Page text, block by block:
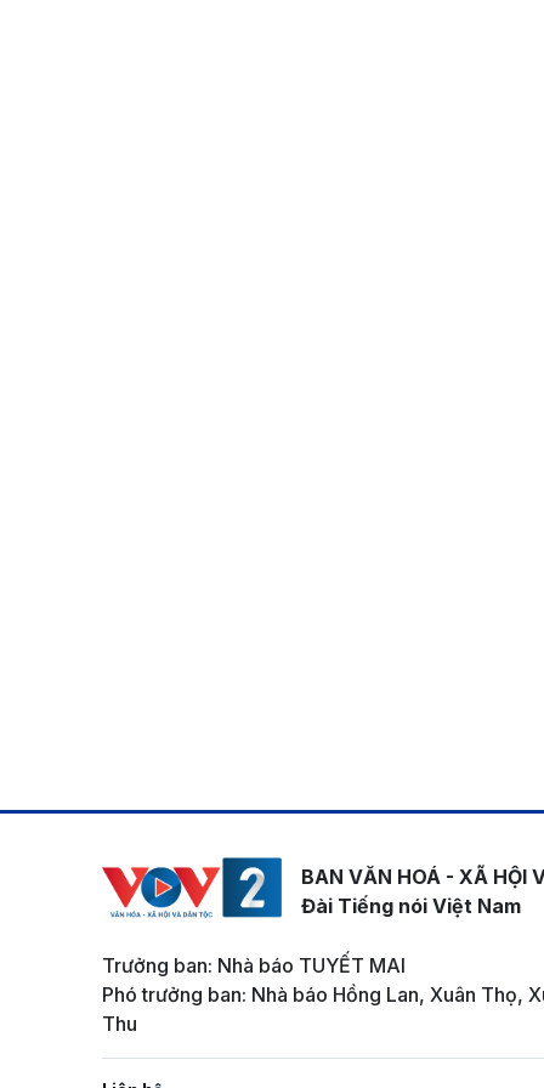
BAN VĂN HOÁ - XÃ HỘI
Đài Tiếng nói Việt Nam
Trưởng ban: Nhà báo TUYẾT MAI
Phó trưởng ban: Nhà báo Hồng Lan, Xuân Thọ,
Thu